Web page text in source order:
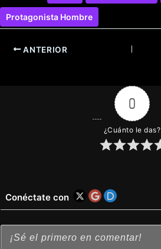
Protagonista Hombre
ANTERIOR
0
¿Cuánto le das?
Conéctate con